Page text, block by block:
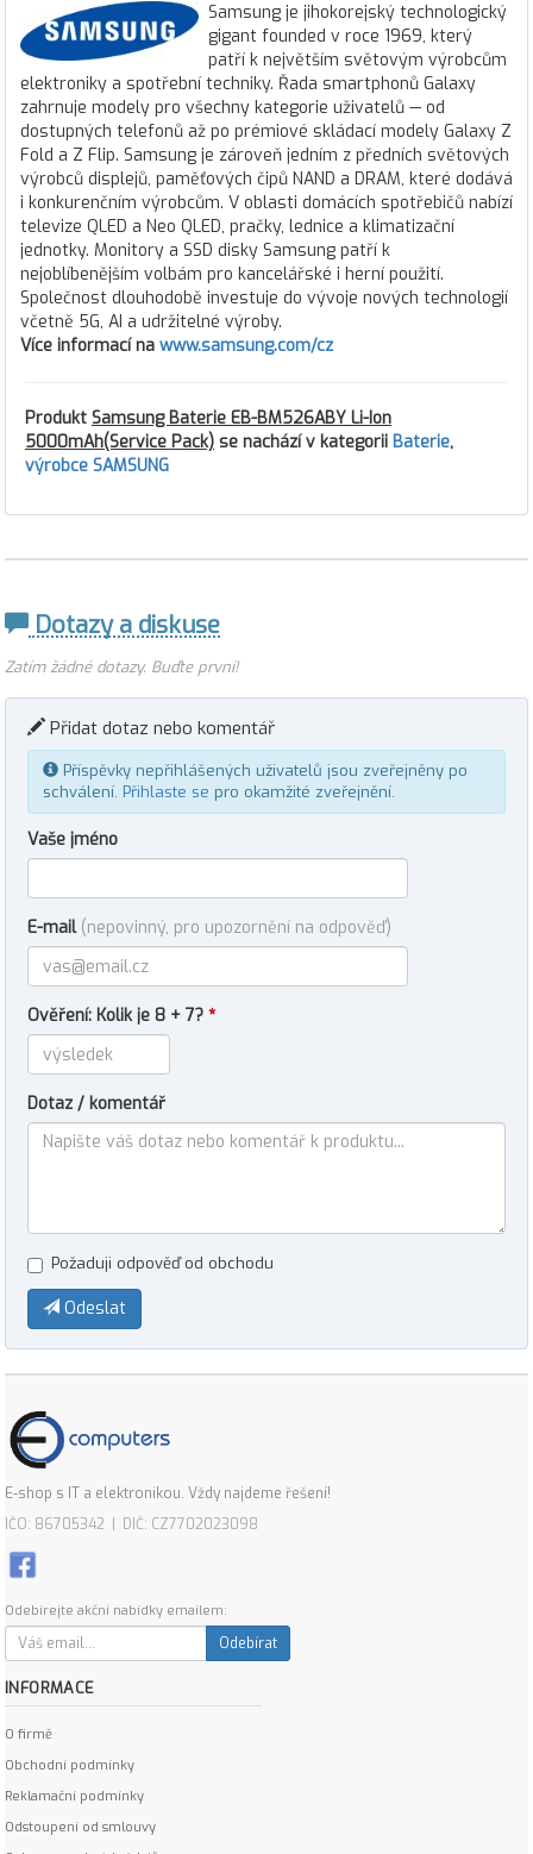
Samsung je jihokorejský technologický
gigant founded v roce 1969, který
patří k největším světovým výrobcům
elektroniky a spotřební techniky. Řada smartphonů Galaxy
zahrnuje modely pro všechny kategorie uživatelů — od
dostupných telefonů až po prémiové skládací modely Galaxy Z
Fold a Z Flip. Samsung je zároveň jedním z předních světových
výrobců displejů, paměťových čipů NAND a DRAM, které dodává
i konkurenčním výrobcům. V oblasti domácích spotřebičů nabízí
televize QLED a Neo QLED, pračky, lednice a klimatizační
jednotky. Monitory a SSD disky Samsung patří k
nejoblíbenějším volbám pro kancelářské i herní použití.
Společnost dlouhodobě investuje do vývoje nových technologií
včetně 5G, AI a udržitelné výroby.
Více informací na www.samsung.com/cz
Produkt Samsung Baterie EB-BM526ABY Li-Ion
5000mAh(Service Pack) se nachází v kategorii Baterie,
výrobce SAMSUNG
Dotazy a diskuse
Zatím žádné dotazy. Buďte první!
Přidat dotaz nebo komentář
Příspěvky nepřihlášených uživatelů jsou zveřejněny po
schválení. Přihlaste se pro okamžité zveřejnění.
Vaše jméno
E-mail (nepovinný, pro upozornění na odpověď)
Ověření: Kolik je 8 + 7? *
Dotaz / komentář
Požaduji odpověď od obchodu
Odeslat
E-shop s IT a elektronikou. Vždy najdeme řešení!
IČO: 86705342 | DIČ: CZ7702023098
Odebírejte akční nabídky emailem:
Odebírat
INFORMACE
O firmě
Obchodní podmínky
Reklamační podmínky
Odstoupení od smlouvy